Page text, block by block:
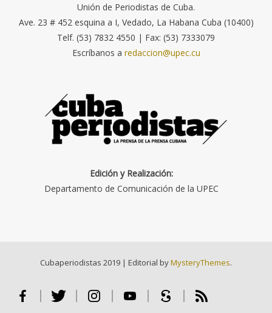
Unión de Periodistas de Cuba.
Ave. 23 # 452 esquina a I, Vedado, La Habana Cuba (10400)
Telf. (53) 7832 4550 | Fax: (53) 7333079
Escríbanos a redaccion@upec.cu
Edición y Realización:
Departamento de Comunicación de la UPEC
Cubaperiodistas 2019 | Editorial byMysteryThemes.
Facebook Twitter Instagram Youtube Scribd RSS